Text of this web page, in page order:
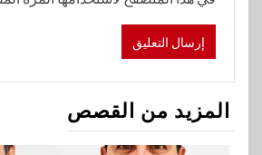
المزيد من القصص